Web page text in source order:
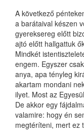
A következő
a barátaival készen
gyereksereg előtt
ajtó előtt hallgattuk
Mindkét
engem. Egyszer
anya, apa tényleg
akartam mondani
ilyet. Most az
De akkor egy
valamire: hogy én
megtéríteni, mert ez